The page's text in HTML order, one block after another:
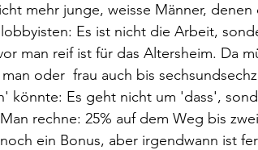
mehr junge, weisse Männer,
Es ist nicht die Arbeit,
man reif ist für das Altersheim. Da
oder  frau auch bis
könnte: Es geht nicht um 'dass',
rechne: 25% auf dem Weg bis
ein Bonus, aber irgendwann ist